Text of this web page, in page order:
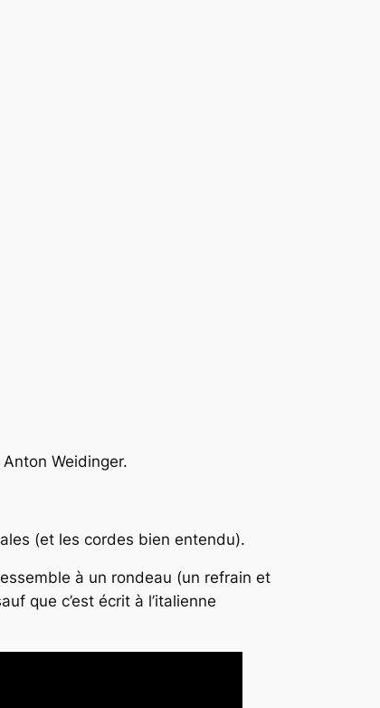
Weidinger.
(et les cordes bien entendu).
à un rondeau (un refrain et
que c’est écrit à l’italienne